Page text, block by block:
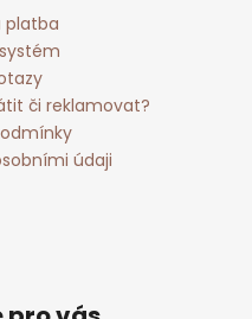
platba
či reklamovat?
údaji